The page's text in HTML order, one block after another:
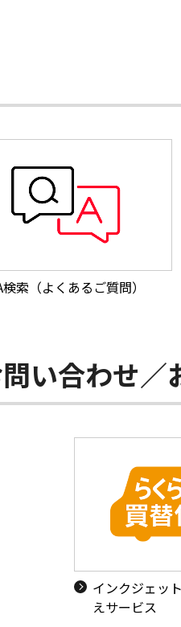
索（よくあるご質問）
い合わせ／
インクジェッ
えサービス